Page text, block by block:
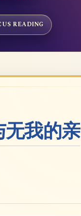
READING
无我的亲